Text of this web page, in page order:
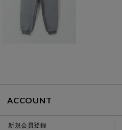
ACCOUNT
新規会員登録